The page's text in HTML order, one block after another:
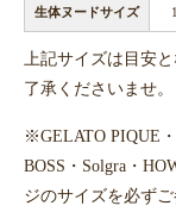
生体ヌードサイズ
上記サイズは目安
了承くださいませ。
※GELATO PIQUE
BOSS・Solgra・
ジのサイズを必ずご